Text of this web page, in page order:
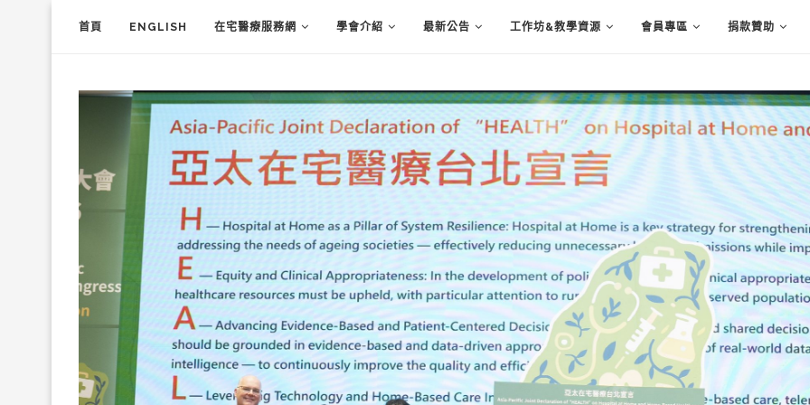
首頁 ENGLISH 在宅醫療服務網 學會介紹 最新公告 工作坊&教學資源 會員專區 捐款贊助